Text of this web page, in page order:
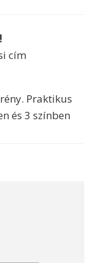
cím
Praktikus
és 3 színben